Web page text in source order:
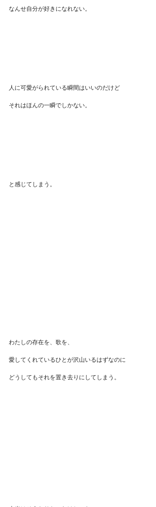
なんせ自分が好きになれない。
人に可愛がられている瞬間はいいのだけど
それはほんの一瞬でしかない。
と感じてしまう。
わたしの存在を、歌を、
愛してくれているひとが沢山いるはずなのに
どうしてもそれを置き去りにしてしまう。